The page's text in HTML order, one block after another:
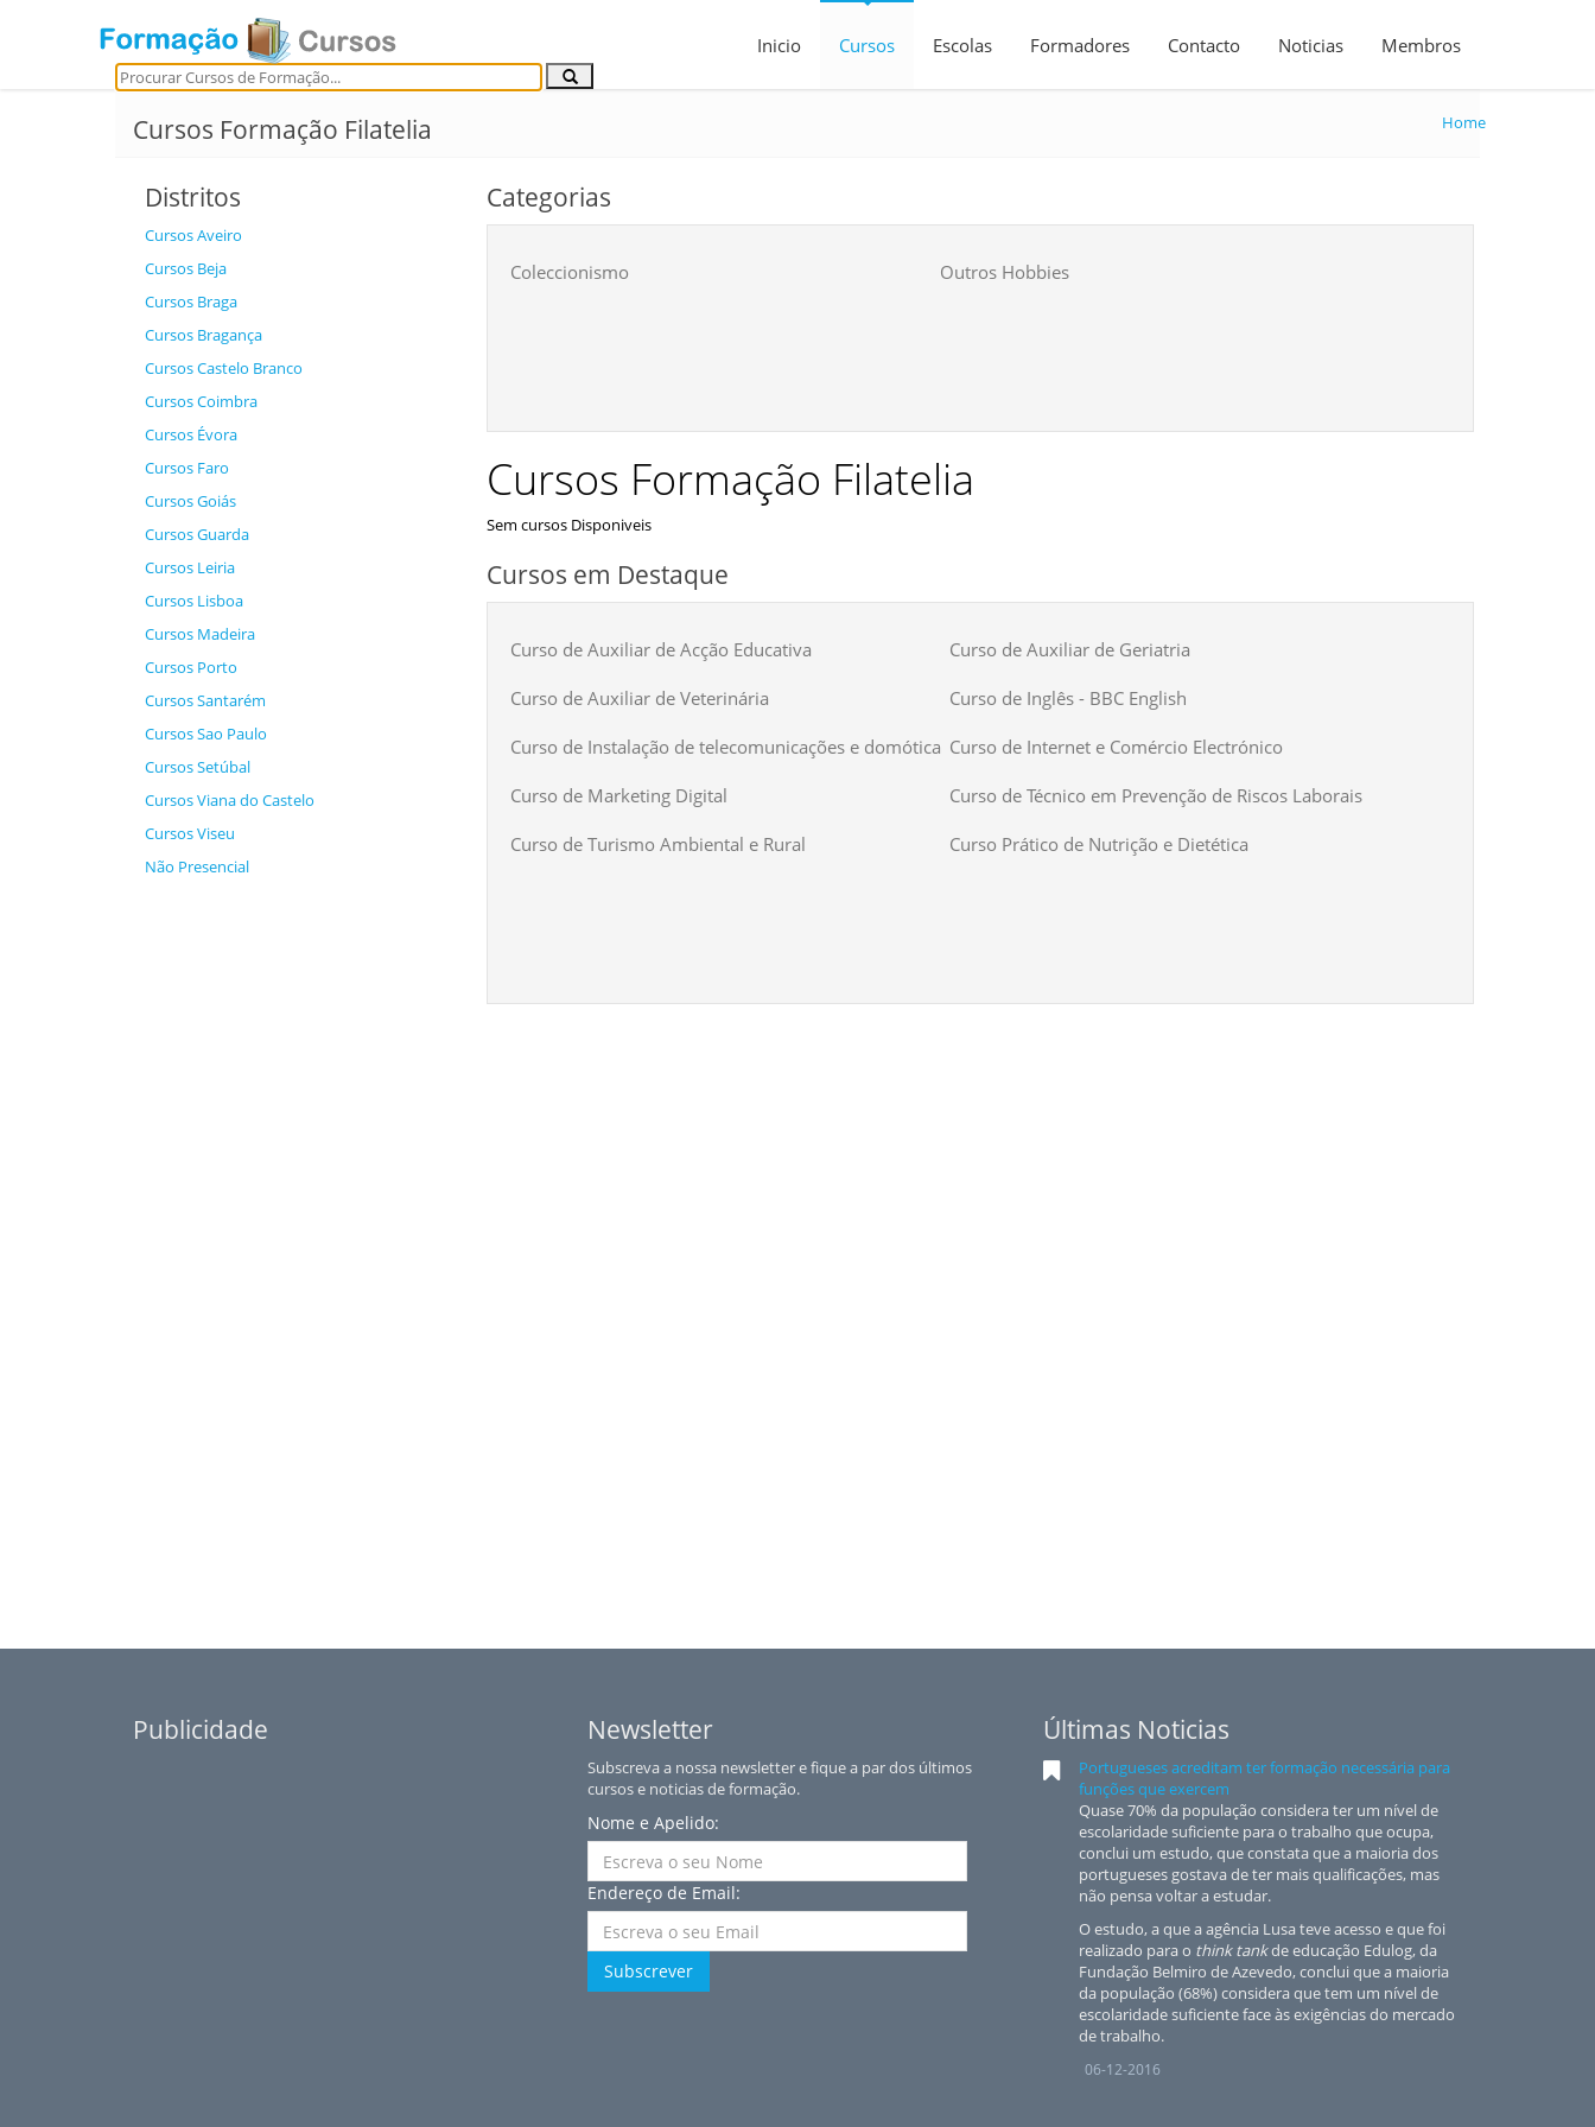
Inicio Cursos Escolas Formadores Contacto Noticias Membros
Cursos Formação Filatelia Home
Distritos
Cursos Aveiro
Cursos Beja
Cursos Braga
Cursos Bragança
Cursos Castelo Branco
Cursos Coimbra
Cursos Évora
Cursos Faro
Cursos Goiás
Cursos Guarda
Cursos Leiria
Cursos Lisboa
Cursos Madeira
Cursos Porto
Cursos Santarém
Cursos Sao Paulo
Cursos Setúbal
Cursos Viana do Castelo
Cursos Viseu
Não Presencial
Categorias
Coleccionismo Outros Hobbies
Cursos Formação Filatelia
Sem cursos Disponiveis
Cursos em Destaque
Curso de Auxiliar de Acção Educativa Curso de Auxiliar de Geriatria
Curso de Auxiliar de Veterinária Curso de Inglês - BBC English
Curso de Instalação de telecomunicações e domótica Curso de Internet e Comércio Electrónico
Curso de Marketing Digital Curso de Técnico em Prevenção de Riscos Laborais
Curso de Turismo Ambiental e Rural Curso Prático de Nutrição e Dietética
Publicidade Newsletter
Subscreva a nossa newsletter e fique a par dos últimos
cursos e noticias de formação.
Nome e Apelido:
Endereço de Email:
Subscrever
Últimas Noticias
Portugueses acreditam ter formação necessária para
funções que exercem
Quase 70% da população considera ter um nível de
escolaridade suficiente para o trabalho que ocupa,
conclui um estudo, que constata que a maioria dos
portugueses gostava de ter mais qualificações, mas
não pensa voltar a estudar.
O estudo, a que a agência Lusa teve acesso e que foi
realizado para o think tankde educação Edulog, da
Fundação Belmiro de Azevedo, conclui que a maioria
da população (68%) considera que tem um nível de
escolaridade suficiente face às exigências do mercado
de trabalho.
06-12-2016